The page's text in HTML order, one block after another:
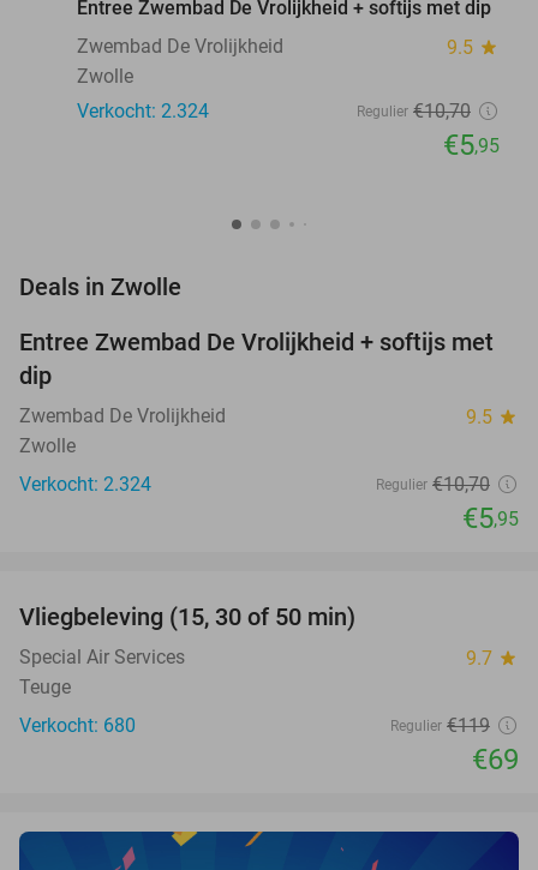
Entree Zwembad De Vrolijkheid + softijs met dip
Zwembad De Vrolijkheid
9.5 star
Zwolle
Verkocht: 2.324
Regulier €10,70
€5,95
Deals in Zwolle
44%
Entree Zwembad De Vrolijkheid + softijs met
dip
Zwembad De Vrolijkheid 9.5 star
Zwolle
Verkocht: 2.324
Regulier €10,70
€5,95
NEW
TODAY
Vliegbeleving (15, 30 of 50 min)
Special Air Services 9.7 star
Teuge
Verkocht: 680
Regulier €119
€69